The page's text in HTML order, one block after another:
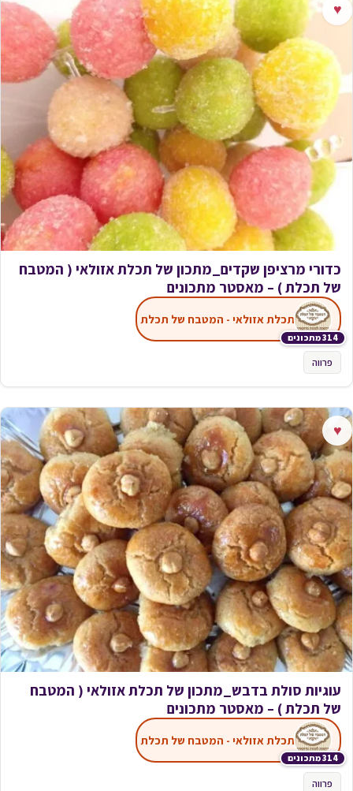
♥
כדורי מרציפן שקדים_מתכון של תכלת אזולאי ( המטבח
של תכלת ) – מאסטר מתכונים
314 מתכונים
תכלת אזולאי - המטבח של תכלת
פרווה
♥
עוגיות סולת בדבש_מתכון של תכלת אזולאי ( המטבח
של תכלת ) – מאסטר מתכונים
314 מתכונים
תכלת אזולאי - המטבח של תכלת
פרווה